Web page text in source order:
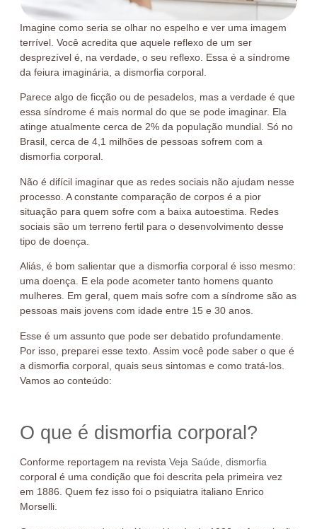
Imagine como seria se olhar no espelho e ver uma imagem
terrível. Você acredita que aquele reflexo de um ser
desprezível é, na verdade, o seu reflexo. Essa é a síndrome
da feiura imaginária, a dismorfia corporal.
Parece algo de ficção ou de pesadelos, mas a verdade é que
essa síndrome é mais normal do que se pode imaginar. Ela
atinge atualmente cerca de 2% da população mundial. Só no
Brasil, cerca de 4,1 milhões de pessoas sofrem com a
dismorfia corporal.
Não é difícil imaginar que as redes sociais não ajudam nesse
processo. A constante comparação de corpos é a pior
situação para quem sofre com a baixa autoestima. Redes
sociais são um terreno fertil para o desenvolvimento desse
tipo de doença.
Aliás, é bom salientar que a dismorfia corporal é isso mesmo:
uma doença. E ela pode acometer tanto homens quanto
mulheres. Em geral, quem mais sofre com a síndrome são as
pessoas mais jovens com idade entre 15 e 30 anos.
Esse é um assunto que pode ser debatido profundamente.
Por isso, preparei esse texto. Assim você pode saber o que é
a dismorfia corporal, quais seus sintomas e como tratá-los.
Vamos ao conteúdo:
O que é dismorfia corporal?
Conforme reportagem na revista Veja Saúde, dismorfia
corporal é uma condição que foi descrita pela primeira vez
em 1886. Quem fez isso foi o psiquiatra italiano Enrico
Morselli.